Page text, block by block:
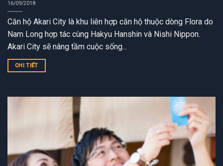
16/09/2018
Căn hộ Akari City là khu liên hợp căn hộ thuộc dòng Flora do
Nam Long hợp tác cùng Hakyu Hanshin và Nishi Nippon.
Akari City sẽ nâng tầm cuộc sống...
CHI TIẾT